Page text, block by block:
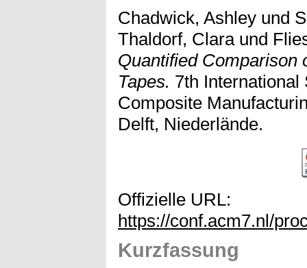
Chadwick, Ashley und
Thaldorf, Claraund
Quantified Comparison
Tapes. 7th International
Composite
Delft, Niederlände.
Offizielle URL:
https://conf.acm7.nl/
Kurzfassung